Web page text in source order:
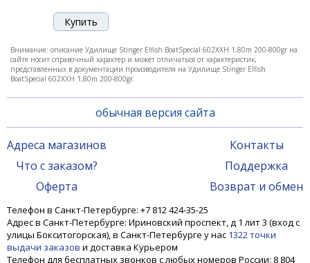
Внимание: описание Удилище Stinger Elfish BoatSpecial 602XXH 1,80m 200-800gr на
сайте носит справочный характер и может отличаться от характеристик,
представленных в документации производителя на Удилище Stinger Elfish
BoatSpecial 602XXH 1,80m 200-800gr.
обычная версия сайта
Адреса магазинов
Что с заказом?
Оферта
Контакты
Поддержка
Возврат и обмен
Телефон в Санкт-Петербурге: +7 812 424-35-25
Адрес в Санкт-Петербурге: Ириновский проспект, д 1 лит 3 (вход с
улицы Бокситогорская), в Санкт-Петербурге у нас 1322 точки
выдачи заказов и доставка Курьером
Телефон для бесплатных звонков с любых номеров России: 8 804